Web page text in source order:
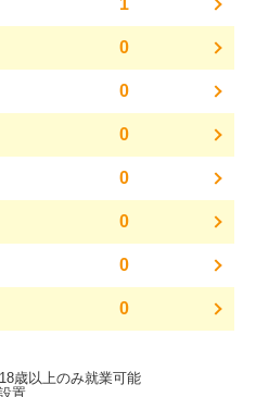
1
0
0
0
0
0
0
0